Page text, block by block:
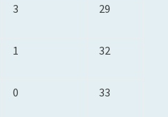
3 29
1 32
0 33